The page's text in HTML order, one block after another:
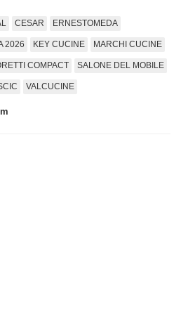
CESAR ERNESTOMEDA
2026 KEY CUCINE MARCHI CUCINE
COMPACT SALONE DEL MOBILE
VALCUCINE